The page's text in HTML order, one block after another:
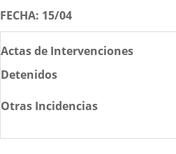
FECHA: 15/04
Actas de Intervenciones
Detenidos
Otras Incidencias